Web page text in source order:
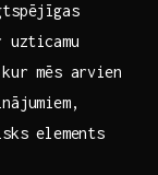
mēs arvien
elements